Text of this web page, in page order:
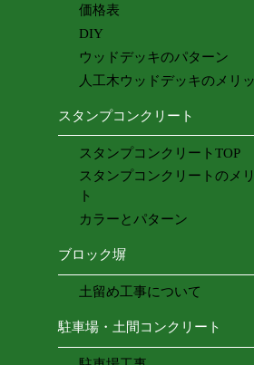
価格表
DIY
ウッドデッキのパターン
人工木ウッドデッキのメリ
スタンプコンクリート
スタンプコンクリートTOP
スタンプコンクリートのメ
ト
カラーとパターン
ブロック塀
土留め工事について
駐車場・土間コンクリート